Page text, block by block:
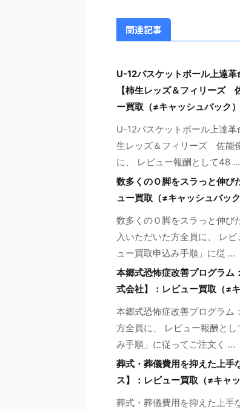
関連記事
U-12バスケットボール上達
【柿生レッズ＆フィリーズ
ー買取（≠キャッシュバック）
U-12バスケットボール上達
生レッズ＆フィリーズ 佐能
に、 レビュー報酬として48 ...
数多くのＯ脚をスラっと伸び
ュー買取（≠キャッシュバック
数多くのＯ脚をスラっと伸び
入いただいた方全員に、 レ
ュー買取申込み手順」に従 ...
本郷式恐怖症改善プログラ
式会社】：レビュー買取（≠
本郷式恐怖症改善プログラム
方全員に、 レビュー報酬と
み手順」に従ってご注文く ...
葬式・葬儀費用を抑えた上手
ス】：レビュー買取（≠キャッ
葬式・葬儀費用を抑えた上手